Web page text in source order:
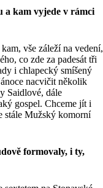
a kam vyjede v rámci
vše záleží na vedení,
co zde za padesát tři
i chlapecký smíšený
nacvičit několik
Saidlové, dále
gospel. Chceme jít i
stále Mužský komorní
formovaly, i ty,